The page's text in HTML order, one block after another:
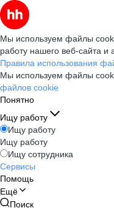
Мы используем файлы
работу нашего веб-сайта и
Правила использования
Мы используем файлы
файлов cookie
Понятно
Ищу работу
Ищу работу
Ищу работу
Ищу сотрудника
Сервисы
Помощь
Ещё
Поиск